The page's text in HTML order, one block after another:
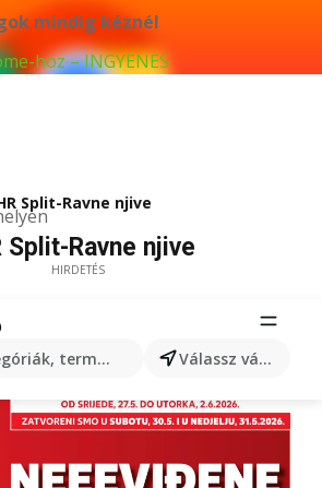
mindig kéznél
hoz – INGYENES
termékek keresése... Válassz várost
Split-Ravne njive
Split-Ravne njive
HIRDETÉS